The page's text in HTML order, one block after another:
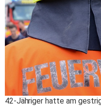
42-Jähriger hatte am